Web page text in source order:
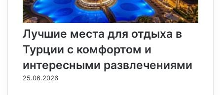
Лучшие места для отдыха в
Турции с комфортом и
интересными развлечениями
25.06.2026